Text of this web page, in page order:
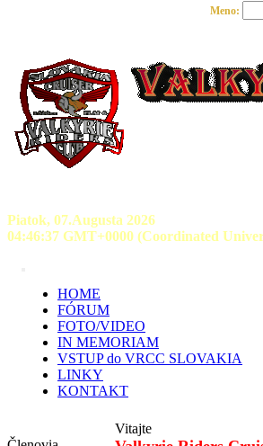
Meno:
Piatok, 07.Augusta 2026
04:46:37 GMT+0000 (Coordinated
HOME
FÓRUM
FOTO/VIDEO
IN MEMORIAM
VSTUP do VRCC SLOVAKIA
LINKY
KONTAKT
Vitajte